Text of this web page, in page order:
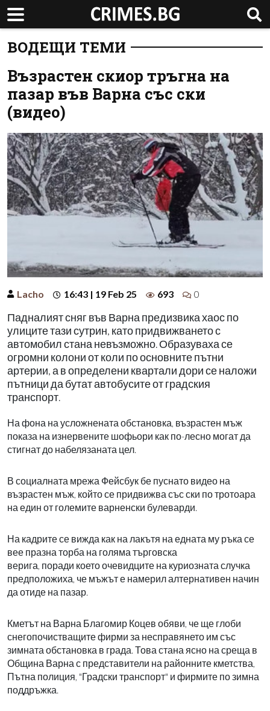
ВОДЕЩИ ТЕМИ
Възрастен скиор тръгна на
пазар във Варна със ски
(видео)
Lacho 16:43 | 19 Feb 25 693 0
Падналият сняг във Варна предизвика хаос по
улиците тази сутрин, като придвижването с
автомобил стана невъзможно. Образуваха се
огромни колони от коли по основните пътни
артерии, а в определени квартали дори се наложи
пътници да бутат автобусите от градския
транспорт.
На фона на усложнената обстановка, възрастен мъж
показа на изнервените шофьори как по-лесно могат да
стигнат до набелязаната цел.
В социалната мрежа Фейсбук бе пуснато видео на
възрастен мъж, който се придвижва със ски по тротоара
на един от големите варненски булеварди.
На кадрите се вижда как на лакътя на едната му ръка се
вее празна торба на голяма търговска
верига, поради което очевидците на куриозната случка
предположиха, че мъжът е намерил алтернативен начин
да отиде на пазар.
Кметът на Варна Благомир Коцев обяви, че ще глоби
снегопочистващите фирми за несправянето им със
зимната обстановка в града. Това стана ясно на среща в
Община Варна с представители на районните кметства,
Пътна полиция, "Градски транспорт" и фирмите по зимна
поддръжка.